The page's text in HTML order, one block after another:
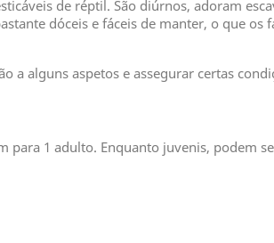
de réptil. São diúrnos, adoram
dóceis e fáceis de manter, o que
a alguns aspetos e assegurar certas
para 1 adulto. Enquanto juvenis, podem